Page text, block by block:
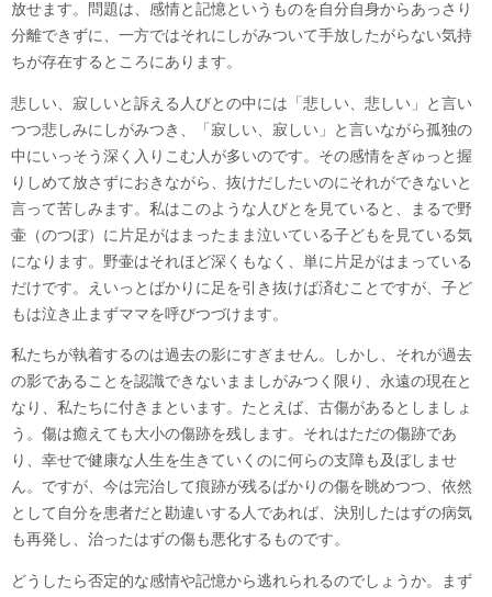
放せます。問題は、感情と記憶というものを自分自身からあっさり
分離できずに、一方ではそれにしがみついて手放したがらない気持
ちが存在するところにあります。
悲しい、寂しいと訴える人びとの中には「悲しい、悲しい」と言い
つつ悲しみにしがみつき、「寂しい、寂しい」と言いながら孤独の
中にいっそう深く入りこむ人が多いのです。その感情をぎゅっと握
りしめて放さずにおきながら、抜けだしたいのにそれができないと
言って苦しみます。私はこのような人びとを見ていると、まるで野
壷（のつぼ）に片足がはまったまま泣いている子どもを見ている気
になります。野壷はそれほど深くもなく、単に片足がはまっている
だけです。えいっとばかりに足を引き抜けば済むことですが、子ど
もは泣き止まずママを呼びつづけます。
私たちが執着するのは過去の影にすぎません。しかし、それが過去
の影であることを認識できないまましがみつく限り、永遠の現在と
なり、私たちに付きまといます。たとえば、古傷があるとしましょ
う。傷は癒えても大小の傷跡を残します。それはただの傷跡であ
り、幸せで健康な人生を生きていくのに何らの支障も及ぼしませ
ん。ですが、今は完治して痕跡が残るばかりの傷を眺めつつ、依然
として自分を患者だと勘違いする人であれば、決別したはずの病気
も再発し、治ったはずの傷も悪化するものです。
どうしたら否定的な感情や記憶から逃れられるのでしょうか。まず